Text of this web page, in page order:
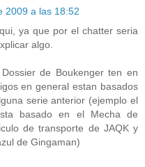
2009 a las 18:52
ya que por el chatter seria
algo.
de Boukenger ten en
en general estan basados
serie anterior (ejemplo el
basado en el Mecha de
de transporte de JAQK y
de Gingaman)